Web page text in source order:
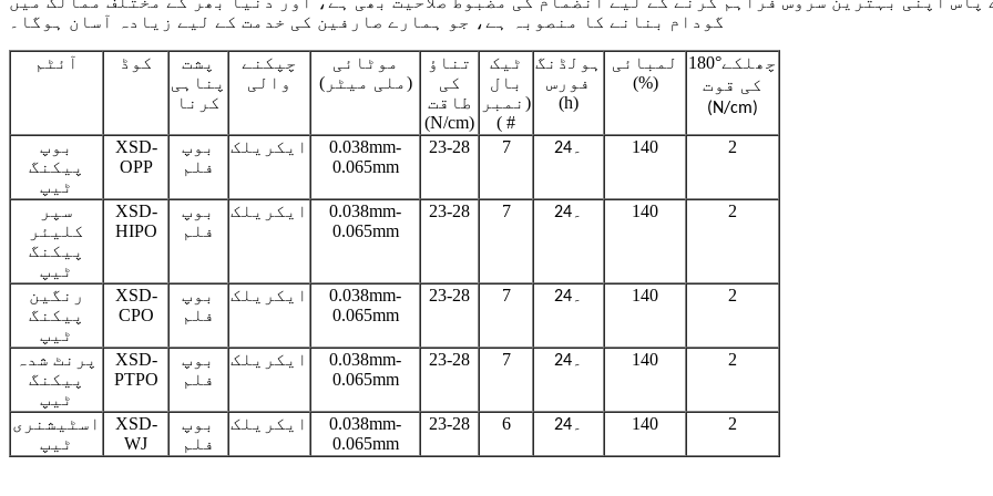
گودام بنانے کا منصوبہ ہے، جو ہمارے صارفین کی خدمت کے لیے زیادہ آسان ہوگا۔
آئٹم کوڈ
پشت
پناہی
کرنا
چپکنے
والی
موٹائی
(ملی میٹر)
تناؤ
کی
طاقت
(N/cm)
ٹیک
بال
(نمبر
# )
ہولڈنگ
فورس
(h)
لمبائی
(%)
180°چھلکے
کی قوت
(N/cm)
بوپ
پیکنگ
ٹیپ
XSD-
OPP
بوپ
فلم
ایکریلک
0.038mm-
0.065mm
23-28 7 24 140 2
سپر
کلیئر
پیکنگ
ٹیپ
XSD-
HIPO
بوپ
فلم
ایکریلک
0.038mm-
0.065mm
23-28 7 24 140 2
رنگین
پیکنگ
ٹیپ
XSD-
CPO
بوپ
فلم
ایکریلک
0.038mm-
0.065mm
23-28 7 24 140 2
پرنٹ شدہ
پیکنگ
ٹیپ
XSD-
PTPO
بوپ
فلم
ایکریلک
0.038mm-
0.065mm
23-28 7 24 140 2
اسٹیشنری
ٹیپ
XSD-
WJ
بوپ
فلم
ایکریلک
0.038mm-
0.065mm
23-28 6 24 140 2